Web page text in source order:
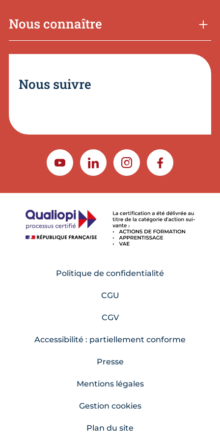
Nous connaître
Nous suivre
YOUTUBELINKEDININSTAGRAMFACEBOOK
Politique de confidentialité
CGU
CGV
Accessibilité : partiellement conforme
Presse
Mentions légales
Gestion cookies
Plan du site